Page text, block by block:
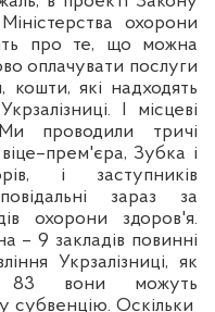
охорони
про те, що можна
оплачувати послуги
кошти, які надходять
І місцеві
Ми проводили тричі
Зубка і
і заступників
зараз за
охорони здоров'я.
– 9 закладів повинні
Укрзалізниці, як
83 вони можуть
субвенцію. Оскільки